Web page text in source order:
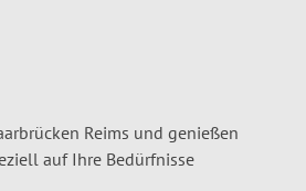
Reims und genießen
auf Ihre Bedürfnisse